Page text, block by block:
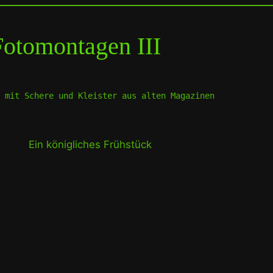
III
mit Schere und Kleister aus alten Magazinen
Ein königliches Frühstück